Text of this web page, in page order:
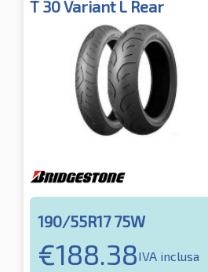
T 30 Variant L Rear
190/55R17 75W
€188.38IVA inclusa